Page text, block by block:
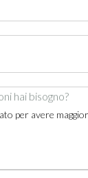
hai bisogno?